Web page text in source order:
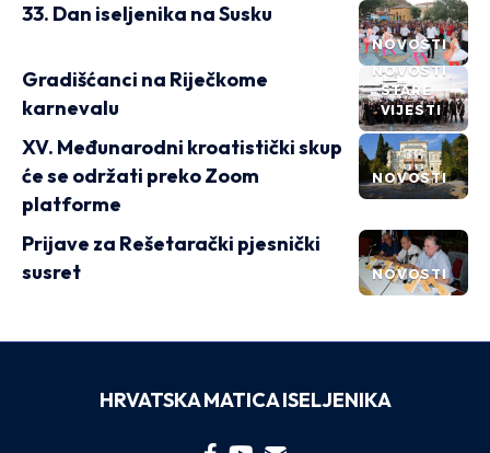
NOVOSTI
33. Dan iseljenika na Susku
NOVOSTI
STARE
VIJESTI
Gradišćanci na Riječkome
karnevalu
NOVOSTI
XV. Međunarodni kroatistički skup
će se održati preko Zoom
platforme
NOVOSTI
Prijave za Rešetarački pjesnički
susret
HRVATSKA MATICA ISELJENIKA